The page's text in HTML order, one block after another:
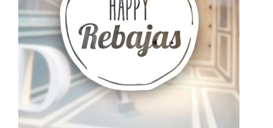
ESTE
TIENE
MÚLTIPLES
OPCIONES
SE
PUEDEN